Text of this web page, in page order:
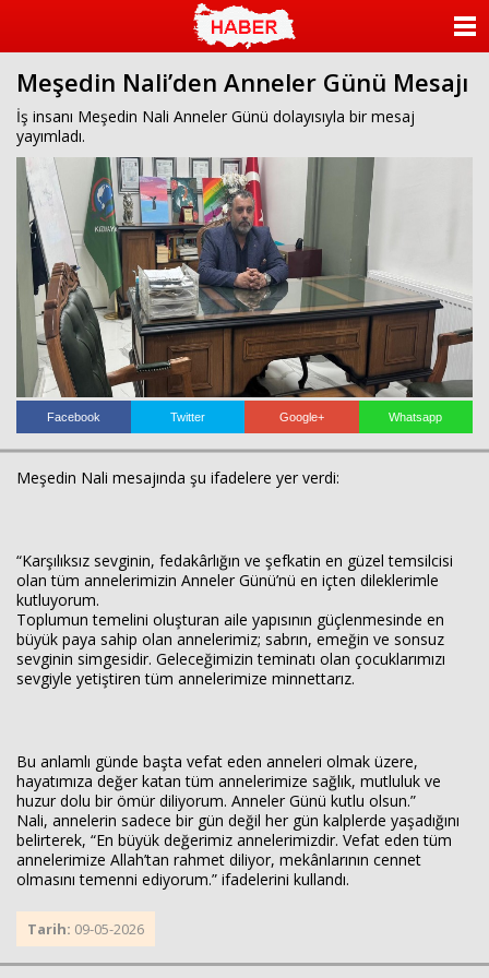
bizim
mekan
çemberleme
makinası
kurumsal
web
Meşedin Nali’den Anneler Günü Mesajı
İş insanı Meşedin Nali Anneler Günü dolayısıyla bir mesaj
yayımladı.
Facebook Twitter Google+ Whatsapp
Meşedin Nali mesajında şu ifadelere yer verdi:
“Karşılıksız sevginin, fedakârlığın ve şefkatin en güzel temsilcisi
olan tüm annelerimizin Anneler Günü’nü en içten dileklerimle
kutluyorum.
Toplumun temelini oluşturan aile yapısının güçlenmesinde en
büyük paya sahip olan annelerimiz; sabrın, emeğin ve sonsuz
sevginin simgesidir. Geleceğimizin teminatı olan çocuklarımızı
sevgiyle yetiştiren tüm annelerimize minnettarız.
Bu anlamlı günde başta vefat eden anneleri olmak üzere,
hayatımıza değer katan tüm annelerimize sağlık, mutluluk ve
huzur dolu bir ömür diliyorum. Anneler Günü kutlu olsun.”
Nali, annelerin sadece bir gün değil her gün kalplerde yaşadığını
belirterek, “En büyük değerimiz annelerimizdir. Vefat eden tüm
annelerimize Allah’tan rahmet diliyor, mekânlarının cennet
olmasını temenni ediyorum.” ifadelerini kullandı.
Tarih: 09-05-2026
KATEGORİLER
ANKETLER
FOTO GALERİ
VİDEO GALERİ
KÜNYE
İLETİŞİM
Haberin Doğru Adresi.